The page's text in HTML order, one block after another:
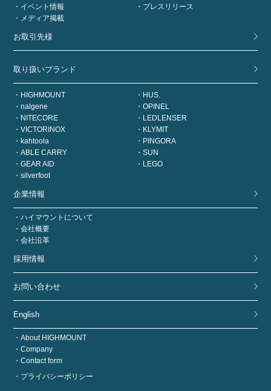
イベント情報
プレスリリース
メディア掲載
お取引先様
取り扱いブランド
HIGHMOUNT
HUS.
nalgene
OPINEL
NITECORE
LEDLENSER
VICTORINOX
KLYMIT
kahtoola
PINGORA
ABLE CARRY
SUN
GEAR AID
LEGO
silverfoot
企業情報
ハイマウントについて
会社概要
会社沿革
採用情報
お問い合わせ
English
About HIGHMOUNT
Company
Contact form
プライバシーポリシー